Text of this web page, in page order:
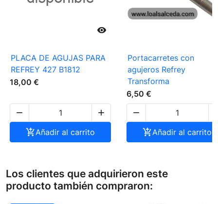

PLACA DE AGUJAS PARA
REFREY 427 B1812
18,00 €


Añadir al carrito
Portacarretes con
agujeros Refrey
Transforma
6,50 €

Añadir al carrito
Los clientes que adquirieron este
producto también compraron: